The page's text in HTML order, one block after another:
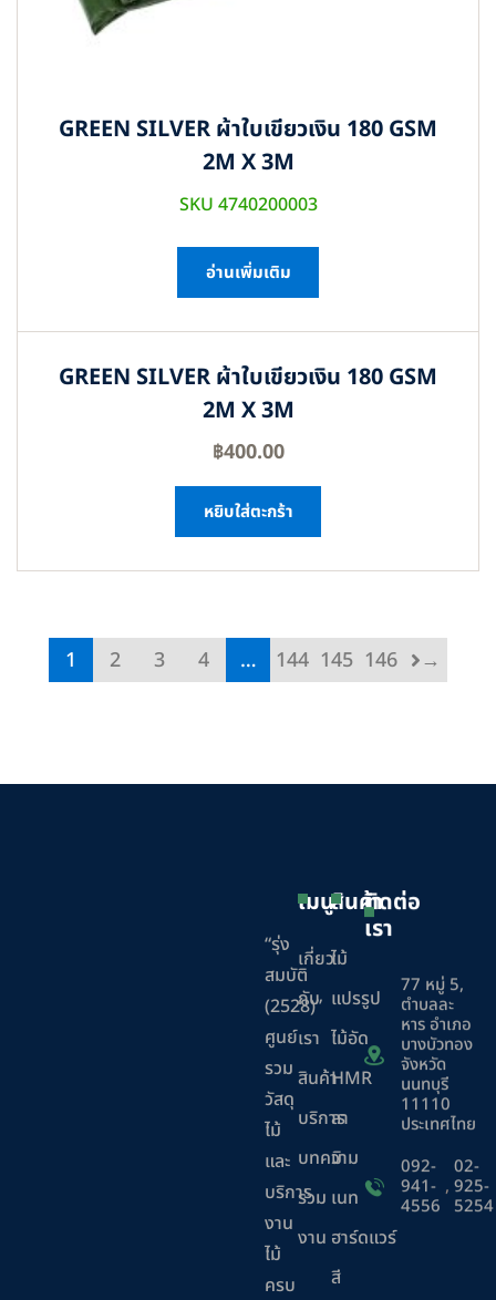
GREEN SILVER ผ้าใบเขียวเงิน 180 GSM
2M X 3M
SKU 4740200003
อ่านเพิ่มเติม
GREEN SILVER ผ้าใบเขียวเงิน 180 GSM
2M X 3M
฿400.00
หยิบใส่ตะกร้า
1 2 3 4 … 144 145 146 →
“รุ่ง
สมบัติ
(2528)”
ศูนย์
รวม
วัสดุ
ไม้
และ
บริการ
งาน
ไม้
ครบ
เมนู
เกี่ยว
กับ
เรา
สินค้า
บริการ
บทความ
ร่วม
งาน
สินค้า
ไม้
แปรรูป
ไม้อัด
HMR
ลา
มิ
เนท
ฮาร์ดแวร์
สี
ติดต่อ
เรา
77 หมู่ 5,
ตำบลละ
หาร อำเภอ
บางบัวทอง
จังหวัด
นนทบุรี
11110
ประเทศไทย
092-
941-
4556
,
02-
925-
5254